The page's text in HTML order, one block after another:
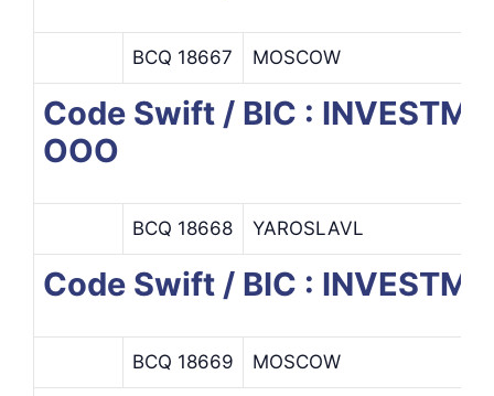
BCQ 18667 MOSCOW
Code Swift / BIC :
OOO
BCQ 18668 YAROSLAVL
Code Swift / BIC :
BCQ 18669 MOSCOW